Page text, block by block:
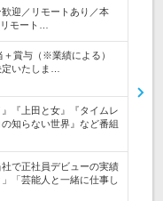
迎／リモートあり／本
モート…
＋賞与（※業績による）
いたしま…
『上田と女』『タイムレ
知らない世界』など番組
で正社員デビューの実績
「芸能人と一緒に仕事し